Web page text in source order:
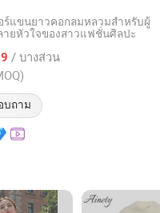
อร์แขนยาวคอกลมหลวมสำหรับผู้
ยหัวใจของสาวแฟชั่นศิลปะ
/ บางส่วน
บถาม
ราจาก 2022